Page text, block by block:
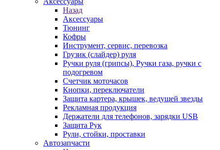
Назад
Аксессуары
Тюнинг
Кофры
Инструмент, сервис, перевозка
Грузик (слайдер) руля
Ручки руля (грипсы), Ручки газа, ручки с
подогревом
Счетчик моточасов
Кнопки, переключатели
Защита картера, крышек, ведущей звезды
Рекламная продукция
Держатели для телефонов, зарядки USB
Защита Рук
Рули, стойки, проставки
Автозапчасти